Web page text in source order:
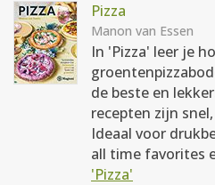
Pizza
Manon van Essen
In 'Pizza' leer je
de beste en
recepten zijn
Ideaal voor
all time favorites
'Pizza'